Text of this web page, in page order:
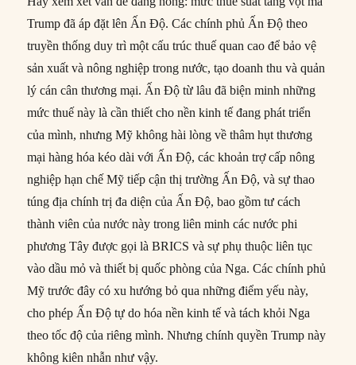
Trump đã áp đặt lên Ấn Độ. Các chính phủ Ấn Độ theo
truyền thống duy trì một cấu trúc thuế quan cao để bảo vệ
sản xuất và nông nghiệp trong nước, tạo doanh thu và quản
lý cán cân thương mại. Ấn Độ từ lâu đã biện minh những
mức thuế này là cần thiết cho nền kinh tế đang phát triển
của mình, nhưng Mỹ không hài lòng về thâm hụt thương
mại hàng hóa kéo dài với Ấn Độ, các khoản trợ cấp nông
nghiệp hạn chế Mỹ tiếp cận thị trường Ấn Độ, và sự thao
túng địa chính trị đa diện của Ấn Độ, bao gồm tư cách
thành viên của nước này trong liên minh các nước phi
phương Tây được gọi là BRICS và sự phụ thuộc liên tục
vào dầu mỏ và thiết bị quốc phòng của Nga. Các chính phủ
Mỹ trước đây có xu hướng bỏ qua những điểm yếu này,
cho phép Ấn Độ tự do hóa nền kinh tế và tách khỏi Nga
theo tốc độ của riêng mình. Nhưng chính quyền Trump này
không kiên nhẫn như vậy.